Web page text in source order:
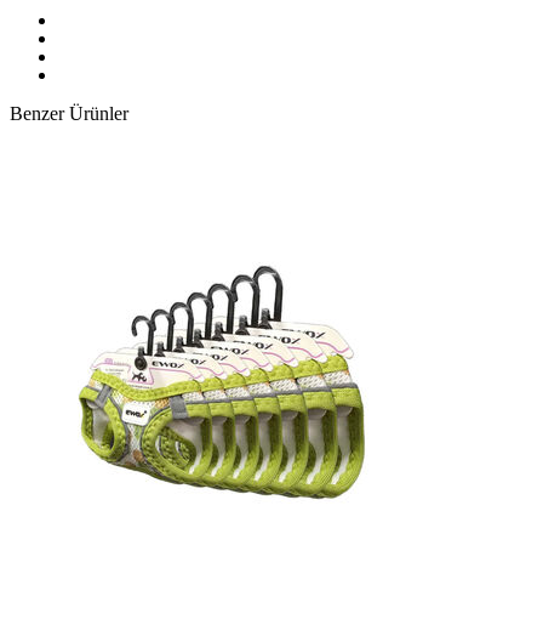
BOYUN 20-24cm 24-28cm 28-30cm 30-32cm 32-34cm 34-42cm
GÖĞÜS 24-28cm 28-32cm 32-36cm 36-44cm 44-48cm 48-54cm
54-60cm
Benzer Ürünler